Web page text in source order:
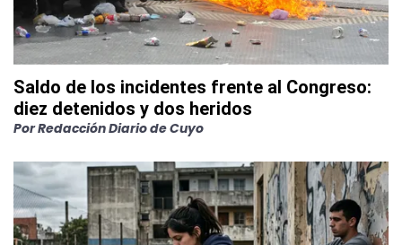
Saldo de los incidentes frente al Congreso:
diez detenidos y dos heridos
PorRedacción Diario de Cuyo